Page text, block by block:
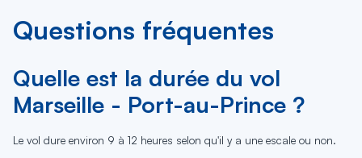
Questions fréquentes
Quelle est la durée du vol
Marseille - Port-au-Prince ?
Le vol dure environ 9 à 12 heures selon qu'il y a une escale ou non.